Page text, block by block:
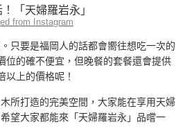
from Instagram
只要是福岡人的話都會嚮往想吃一次的
位的確不便宜，但晚餐的套餐還會提供
上的價格呢！
所打造的完美空間，大家能在享用天婦
望大家都能來「天婦羅岩永」品嚐一